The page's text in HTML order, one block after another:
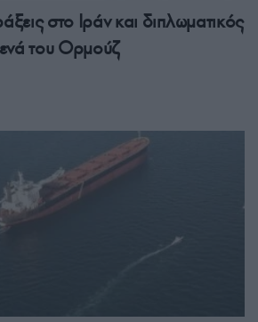
στο Ιράν και διπλωματικός
του Ορμούζ